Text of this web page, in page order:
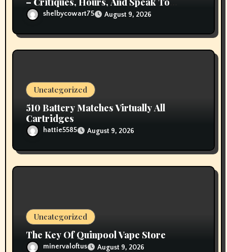
Detailsshelbycowart75 August 9, 2026
Uncategorized
510 Battery Matches Virtually All
Cartridges
hattie5585 August 9, 2026
Uncategorized
The Key Of Quinpool Vape Store
minervaloftus August 9, 2026